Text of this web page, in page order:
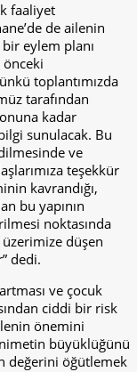
faaliyet
de ailenin
eylem planı
önceki
toplantımızda
tarafından
kadar
sunulacak. Bu
ve
teşekkür
kavrandığı,
bu yapının
noktasında
düşen
dedi.
ve çocuk
ciddi bir risk
önemini
büyüklüğünü
değerini öğütlemek